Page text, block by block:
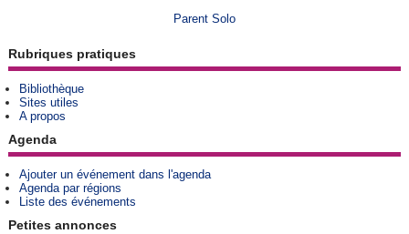
Parent Solo
Rubriques pratiques
Bibliothèque
Sites utiles
A propos
Agenda
Ajouter un événement dans l'agenda
Agenda par régions
Liste des événements
Petites annonces